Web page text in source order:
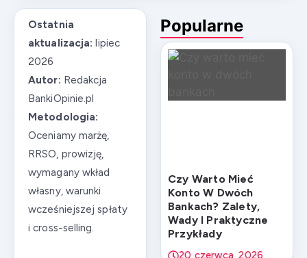
Ostatnia
aktualizacja: lipiec
2026
Autor: Redakcja
BankiOpinie.pl
Metodologia:
Oceniamy marżę,
RRSO, prowizję,
wymagany wkład
własny, warunki
wcześniejszej spłaty
i cross-selling.
Popularne
Czy Warto Mieć
Konto W Dwóch
Bankach? Zalety,
Wady I Praktyczne
Przykłady
20 czerwca, 2026